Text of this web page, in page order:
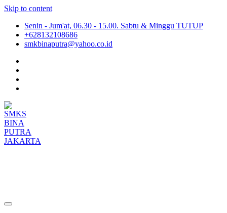
Skip to content
Senin - Jum'at, 06.30 - 15.00. Sabtu & Minggu TUTUP
+628132108686
smkbinaputra@yahoo.co.id